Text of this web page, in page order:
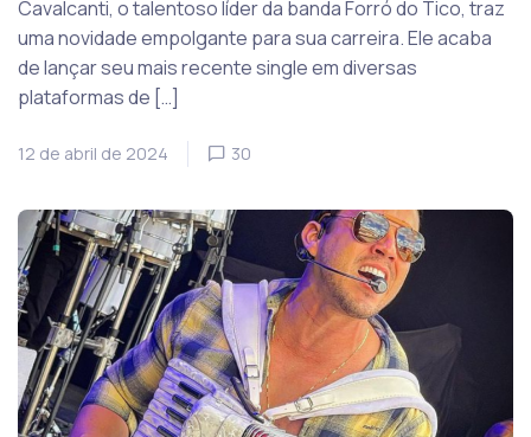
Cavalcanti, o talentoso líder da banda Forró do Tico, traz
uma novidade empolgante para sua carreira. Ele acaba
de lançar seu mais recente single em diversas
plataformas de […]
12 de abril de 2024 30